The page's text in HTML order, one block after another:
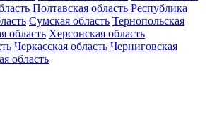
Полтавская область Республика
Сумская область Тернопольская
область Херсонская область
Черкасская область Черниговская
область